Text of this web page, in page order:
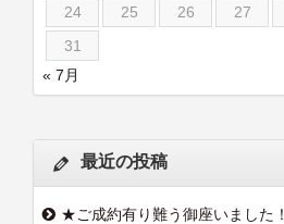
24
25 26 27
31
« 7月
最近の投稿
★ご成約有り難う御座いました！